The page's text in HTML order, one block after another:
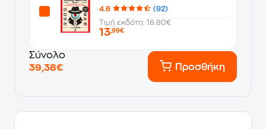
4.6
(92)
Τιμή εκδότη: 18.80€
13,99€
Σύνολο
39,38€
Προσθήκη